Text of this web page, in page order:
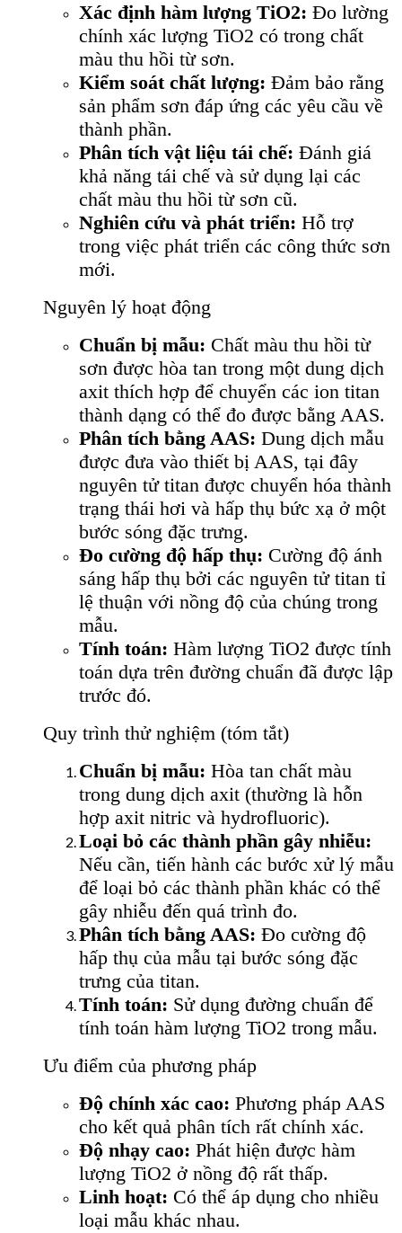
Xác định hàm lượng TiO2: Đo lường
chính xác lượng TiO2 có trong chất
màu thu hồi từ sơn.
Kiểm soát chất lượng: Đảm bảo rằng
sản phẩm sơn đáp ứng các yêu cầu về
thành phần.
Phân tích vật liệu tái chế: Đánh giá
khả năng tái chế và sử dụng lại các
chất màu thu hồi từ sơn cũ.
Nghiên cứu và phát triển: Hỗ trợ
trong việc phát triển các công thức sơn
mới.
Nguyên lý hoạt động
Chuẩn bị mẫu: Chất màu thu hồi từ
sơn được hòa tan trong một dung dịch
axit thích hợp để chuyển các ion titan
thành dạng có thể đo được bằng AAS.
Phân tích bằng AAS: Dung dịch mẫu
được đưa vào thiết bị AAS, tại đây
nguyên tử titan được chuyển hóa thành
trạng thái hơi và hấp thụ bức xạ ở một
bước sóng đặc trưng.
Đo cường độ hấp thụ: Cường độ ánh
sáng hấp thụ bởi các nguyên tử titan tỉ
lệ thuận với nồng độ của chúng trong
mẫu.
Tính toán: Hàm lượng TiO2 được tính
toán dựa trên đường chuẩn đã được lập
trước đó.
Quy trình thử nghiệm (tóm tắt)
Chuẩn bị mẫu: Hòa tan chất màu
trong dung dịch axit (thường là hỗn
hợp axit nitric và hydrofluoric).
Loại bỏ các thành phần gây nhiễu:
Nếu cần, tiến hành các bước xử lý mẫu
để loại bỏ các thành phần khác có thể
gây nhiễu đến quá trình đo.
Phân tích bằng AAS: Đo cường độ
hấp thụ của mẫu tại bước sóng đặc
trưng của titan.
Tính toán: Sử dụng đường chuẩn để
tính toán hàm lượng TiO2 trong mẫu.
Ưu điểm của phương pháp
Độ chính xác cao: Phương pháp AAS
cho kết quả phân tích rất chính xác.
Độ nhạy cao: Phát hiện được hàm
lượng TiO2 ở nồng độ rất thấp.
Linh hoạt: Có thể áp dụng cho nhiều
loại mẫu khác nhau.